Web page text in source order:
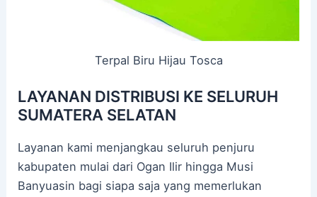
Terpal Biru Hijau Tosca
LAYANAN DISTRIBUSI KE SELURUH
SUMATERA SELATAN
Layanan kami menjangkau seluruh penjuru
kabupaten mulai dari Ogan Ilir hingga Musi
Banyuasin bagi siapa saja yang memerlukan